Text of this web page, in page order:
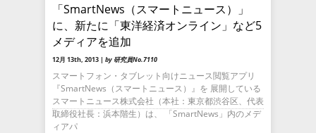
「SmartNews（スマートニュース）」
に、新たに「東洋経済オンライン」など5
メディアを追加
12月 13th, 2013 | by 研究員No.7110
スマートフォン・タブレット向けニュース閲覧アプリ
『SmartNews（スマートニュース）』を 展開している
スマートニュース株式会社（本社：東京都渋谷区、代表
取締役社長：浜本階生）は、 「SmartNews」内のメデ
ィアパ